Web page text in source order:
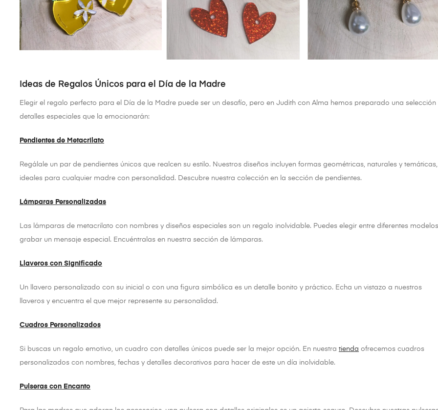
Ideas de Regalos Únicos para el Día de la Madre
Elegir el regalo perfecto para el Día de la Madre puede ser un desafío, pero en Judith con Alma hemos preparado una selección
detalles especiales que la emocionarán:
Pendientes de Metacrilato
Regálale un par de pendientes únicos que realcen su estilo. Nuestros diseños incluyen formas geométricas, naturales y temáticas,
ideales para cualquier madre con personalidad. Descubre nuestra colección en la sección de pendientes.
Lámparas Personalizadas
Las lámparas de metacrilato con nombres y diseños especiales son un regalo inolvidable. Puedes elegir entre diferentes
grabar un mensaje especial. Encuéntralas en nuestra sección de lámparas.
Llaveros con Significado
Un llavero personalizado con su inicial o con una figura simbólica es un detalle bonito y práctico. Echa un vistazo a nuestros
llaveros y encuentra el que mejor represente su personalidad.
Cuadros Personalizados
Si buscas un regalo emotivo, un cuadro con detalles únicos puede ser la mejor opción. En nuestra tienda ofrecemos cuadros
personalizados con nombres, fechas y detalles decorativos para hacer de este un día inolvidable.
Pulseras con Encanto